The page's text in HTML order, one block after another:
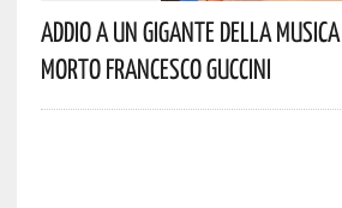
Addio A Un Gigante Della
Morto Francesco Guccini